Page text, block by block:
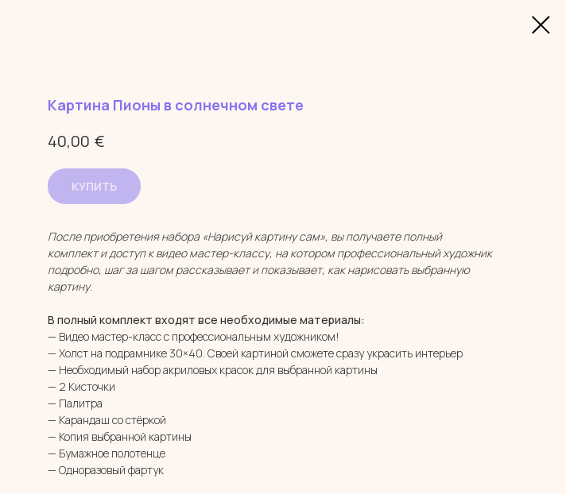
Картина Пионы в солнечном свете
40,00 €
КУПИТЬ
После приобретения набора «Нарисуй картину сам», вы получаете полный
комплект и доступ к видео мастер-классу, на котором профессиональный художник
подробно, шаг за шагом рассказывает и показывает, как нарисовать выбранную
картину.
В полный комплект входят все необходимые материалы:
— Видео мастер-класс с профессиональным художником!
— Холст на подрамнике 30×40. Своей картиной сможете сразу украсить интерьер
— Необходимый набор акриловых красок для выбранной картины
— 2 Кисточки
— Палитра
— Карандаш со стёркой
— Копия выбранной картины
— Бумажное полотенце
— Одноразовый фартук